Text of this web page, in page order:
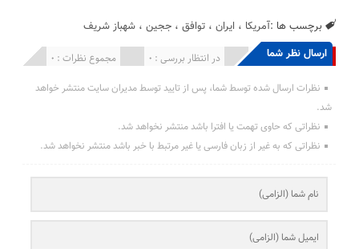
برچسب ها :آمریکا ، ایران ،توافق ،ججین ،شهباز شریف
ارسال نظر شما مجموع نظرات : 0 در انتظار بررسی : 0 انتشار یافته : 0
نظرات ارسال شده توسط شما، پس از تایید توسط مدیران سایت منتشر خواهد
شد.
نظراتی که حاوی تهمت یا افترا باشد منتشر نخواهد شد.
نظراتی که به غیر از زبان فارسی یا غیر مرتبط با خبر باشد منتشر نخواهد شد.